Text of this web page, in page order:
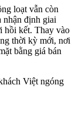
loạt vẫn còn
nhận định giai
hồi kết. Thay vào
thời kỳ mới, nơi
bằng giá bán
Việt ngóng